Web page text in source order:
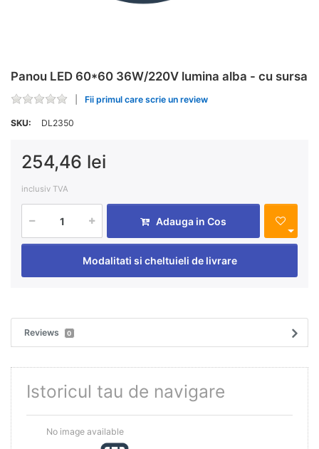
Panou LED 60*60 36W/220V lumina alba - cu sursa
Fii primul care scrie un review
SKU: DL2350
254,46 lei
inclusiv TVA
Adauga in Cos
Modalitati si cheltuieli de livrare
Reviews 0
Istoricul tau de navigare